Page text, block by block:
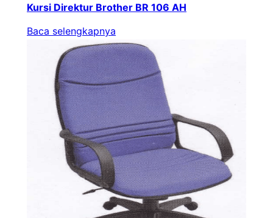
Kursi Direktur Brother BR 106 AH
Baca selengkapnya